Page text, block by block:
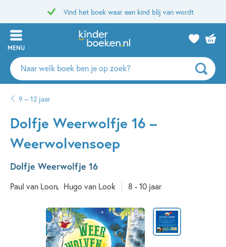
Vind het boek waar een kind blij van wordt
MENU
Zoeken
naar
auteurs
uitgevers
9 – 12 jaar
Dolfje Weerwolfje 16 –
Weerwolvensoep
Dolfje Weerwolfje 16
Paul van Loon Hugo van Look 8 - 10 jaar